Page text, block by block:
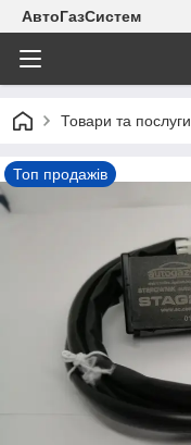
АвтоГазСистем
Товари та послуги
Топ продажів